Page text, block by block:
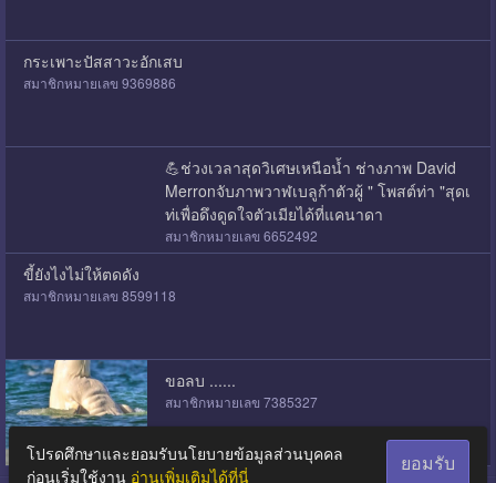
กระเพาะปัสสาวะอักเสบ
สมาชิกหมายเลข 9369886
💪ช่วงเวลาสุดวิเศษเหนือน้ำ ช่างภาพ David
Merronจับภาพวาฬเบลูก้าตัวผู้ " โพสต์ท่า "สุดเ
ท่เพื่อดึงดูดใจตัวเมียได้ที่แคนาดา
สมาชิกหมายเลข 6652492
ขี้ยังไงไม่ให้ตดดัง
สมาชิกหมายเลข 8599118
ขอลบ ......
สมาชิกหมายเลข 7385327
โปรดศึกษาและยอมรับนโยบายข้อมูลส่วนบุคคล
ก่อนเริ่มใช้งาน อ่านเพิ่มเติมได้ที่นี่
ยอมรับ